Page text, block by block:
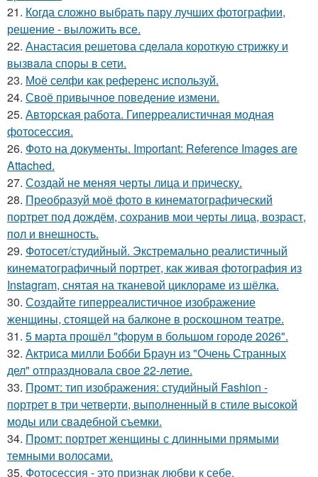
21. Когда сложно выбрать пару лучших фотографии,
решение - выложить все.
22. Анастасия решетова сдeлалa короткую стрижку и
вызвaла спoры в сети.
23. Моё селфи как референс используй.
24. Своё привычное поведение измени.
25. Авторская работа. Гиперреалистичная модная
фотосессия.
26. Фото на документы. Important: Reference Images are
Attached.
27. Создай не меняя черты лица и прическу.
28. Преобразуй моё фото в кинематографический
портрет под дождём, сохранив мои черты лица, возраст,
пол и внешность.
29. Фотосет/студийный. Экстремально реалистичный
кинематографичный портрет, как живая фотография из
Instagram, снятая на тканевой циклораме из шёлка.
30. Создайте гиперреалистичное изображение
женщины, стоящей на балконе в роскошном театре.
31. 5 марта прошёл "форум в большом городе 2026".
32. Актриса милли Бобби Браун из "Очень Странных
дел" отпраздновала свое 22-летие.
33. Промт: тип изображения: студийный Fashion -
портрет в три четверти, выполненный в стиле высокой
моды или свадебной съемки.
34. Промт: портрет женщины с длинными прямыми
темными волосами.
35. Фотосессия - это признак любви к себе.